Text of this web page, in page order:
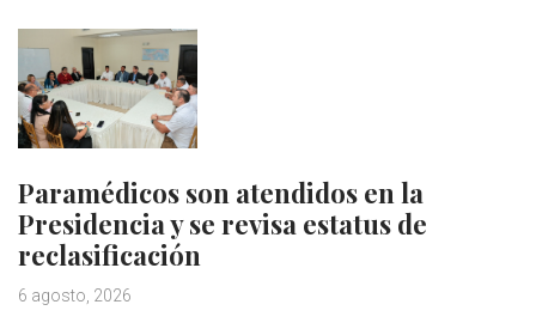
Paramédicos son atendidos en la
Presidencia y se revisa estatus de
reclasificación
6 agosto, 2026